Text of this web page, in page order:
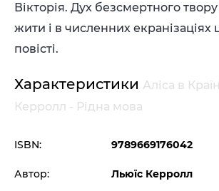
Вікторія. Дух безсмертного
жити і в численних екранізаціях
повісті.
Характеристики Аліса в
Керролл - Рідна мова
ISBN: 9789669176042
Автор: Льюїс Керролл